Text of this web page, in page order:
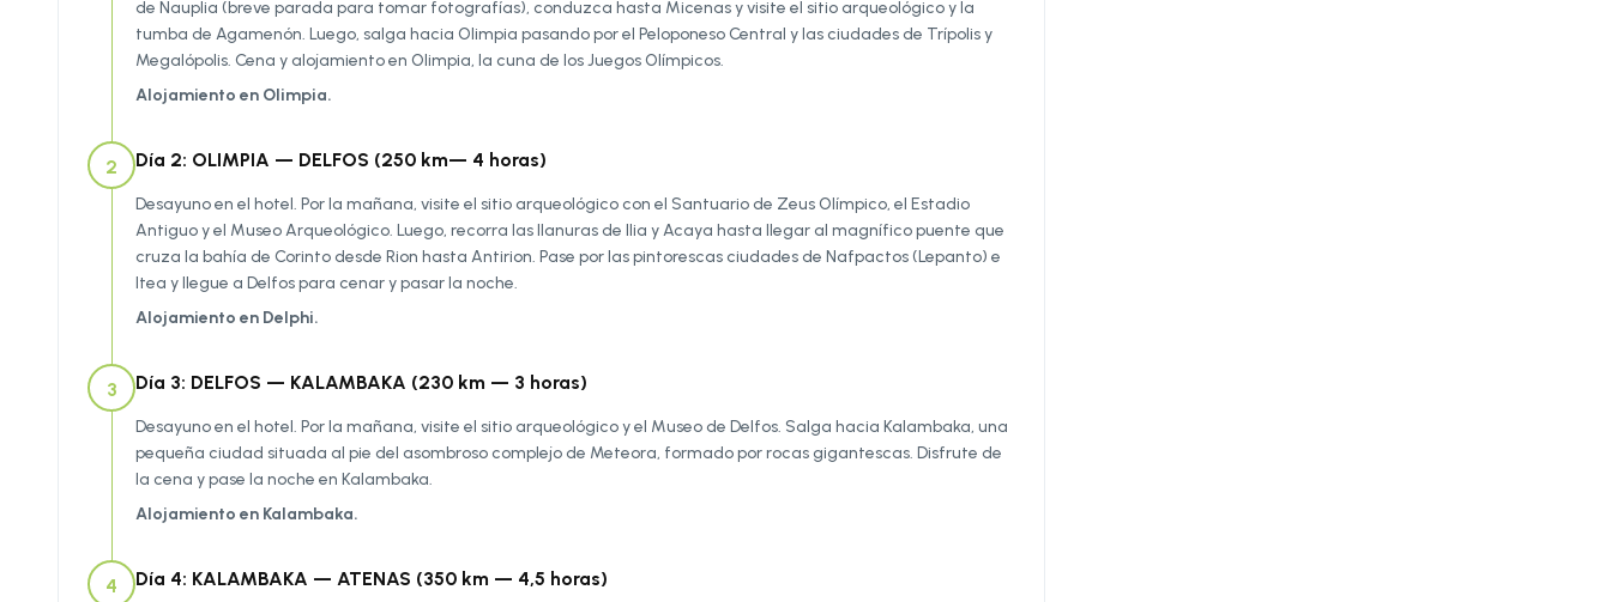
de Nauplia (breve parada para tomar fotografías), conduzca hasta Micenas y visite el sitio arqueológico y la
tumba de Agamenón. Luego, salga hacia Olimpia pasando por el Peloponeso Central y las ciudades de Trípolis y
Megalópolis. Cena y alojamiento en Olimpia, la cuna de los Juegos Olímpicos.
Alojamiento en Olimpia.
2 Día 2: OLIMPIA — DELFOS (250 km— 4 horas)
Desayuno en el hotel. Por la mañana, visite el sitio arqueológico con el Santuario de Zeus Olímpico, el Estadio
Antiguo y el Museo Arqueológico. Luego, recorra las llanuras de Ilia y Acaya hasta llegar al magnífico puente que
cruza la bahía de Corinto desde Rion hasta Antirion. Pase por las pintorescas ciudades de Nafpactos (Lepanto) e
Itea y llegue a Delfos para cenar y pasar la noche.
Alojamiento en Delphi.
3 Día 3: DELFOS — KALAMBAKA (230 km — 3 horas)
Desayuno en el hotel. Por la mañana, visite el sitio arqueológico y el Museo de Delfos. Salga hacia Kalambaka, una
pequeña ciudad situada al pie del asombroso complejo de Meteora, formado por rocas gigantescas. Disfrute de
la cena y pase la noche en Kalambaka.
Alojamiento en Kalambaka.
4 Día 4: KALAMBAKA — ATENAS (350 km — 4,5 horas)